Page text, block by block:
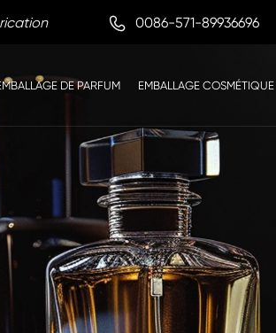
 0086-571-89936696
DE PARFUM EMBALLAGE COSMÉTIQUE